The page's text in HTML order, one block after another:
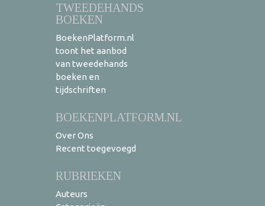
TWEEDEHANDS
BOEKEN
BoekenPlatform.nl
toont het aanbod
van tweedehands
boeken en
tijdschriften
BOEKENPLATFORM.NL
Over Ons
Recent toegevoegd
RUBRIEKEN
Auteurs